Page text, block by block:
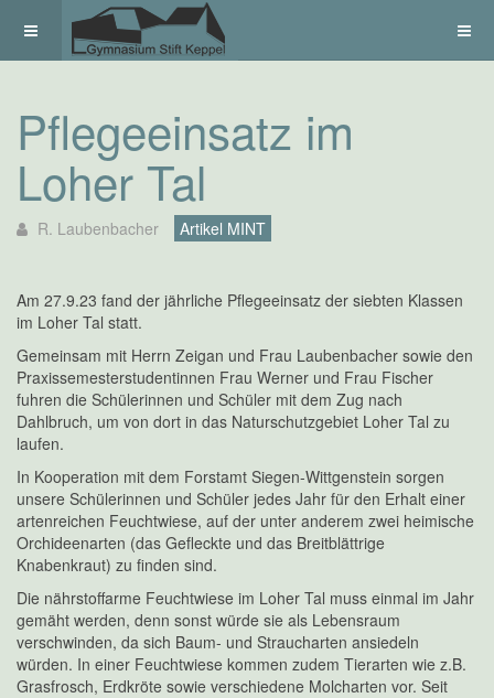
Pflegeeinsatz im
Loher Tal
R. Laubenbacher Artikel MINT
Am 27.9.23 fand der jährliche Pflegeeinsatz der siebten Klassen
im Loher Tal statt.
Gemeinsam mit Herrn Zeigan und Frau Laubenbacher sowie den
Praxissemesterstudentinnen Frau Werner und Frau Fischer
fuhren die Schülerinnen und Schüler mit dem Zug nach
Dahlbruch, um von dort in das Naturschutzgebiet Loher Tal zu
laufen.
In Kooperation mit dem Forstamt Siegen-Wittgenstein sorgen
unsere Schülerinnen und Schüler jedes Jahr für den Erhalt einer
artenreichen Feuchtwiese, auf der unter anderem zwei heimische
Orchideenarten (das Gefleckte und das Breitblättrige
Knabenkraut) zu finden sind.
Die nährstoffarme Feuchtwiese im Loher Tal muss einmal im Jahr
gemäht werden, denn sonst würde sie als Lebensraum
verschwinden, da sich Baum- und Straucharten ansiedeln
würden. In einer Feuchtwiese kommen zudem Tierarten wie z.B.
Grasfrosch, Erdkröte sowie verschiedene Molcharten vor. Seit